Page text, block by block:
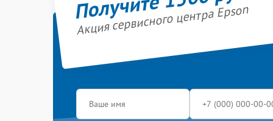
Акция сервисного центра Epson